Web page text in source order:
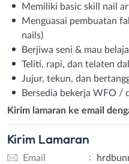
Memiliki basic skill nail
Menguasai pembuatan
nails)
Berjiwa seni & mau
Teliti, rapi, dan telaten
Jujur, tekun, dan
Bersedia bekerja WFO /
Kirim lamaran ke email
Kirim Lamaran
Email :